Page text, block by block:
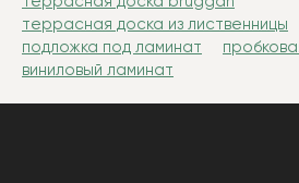
террасная доска из лиственницы
подложка под ламинат
виниловый ламинат